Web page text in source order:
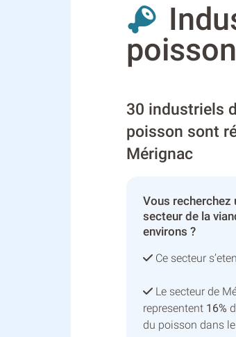
30 industriels
poisson sont
Mérignac
Vous
secteur de la
environs ?
Ce secteur
Le secteur de
representent 16%
du poisson dans